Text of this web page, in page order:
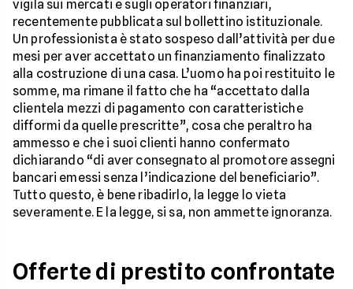
vigila sui mercati e sugli operatori finanziari,
recentemente pubblicata sul bollettino istituzionale.
Un professionista è stato sospeso dall’attività per due
mesi per aver accettato un finanziamento finalizzato
alla costruzione di una casa. L’uomo ha poi restituito le
somme, ma rimane il fatto che ha “accettato dalla
clientela mezzi di pagamento con caratteristiche
difformi da quelle prescritte”, cosa che peraltro ha
ammesso e che i suoi clienti hanno confermato
dichiarando “di aver consegnato al promotore assegni
bancari emessi senza l’indicazione del beneficiario”.
Tutto questo, è bene ribadirlo, la legge lo vieta
severamente. E la legge, si sa, non ammette ignoranza.
Offerte di prestito confrontate